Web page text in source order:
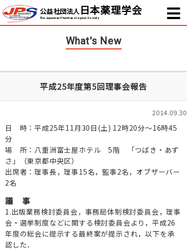
公益社団法人日本薬理学会
The Japanese Pharmacological Society
What's New
平成25年度第5回理事会報告
2014.09.30
日 時：平成25年11月30日(土) 12時20分〜16時45
分
場 所：八重洲富士屋ホテル 5階 「つばき・あず
さ」（東京都中央区）
出席者：理事長，理事15名，監事2名，オブザーバー
2名
議 事
1.出版業務検討委員会，事務局体制検討委員会，理事
会・選挙制度などに関する検討委員会より，平成26
年度の総会に提示する最終案が提示され，以下を承
認した．